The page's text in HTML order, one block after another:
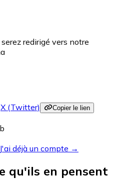
redirigé vers notre
X (Twitter) Copier le lien
J'ai déjà un compte →
qu'ils en pensent